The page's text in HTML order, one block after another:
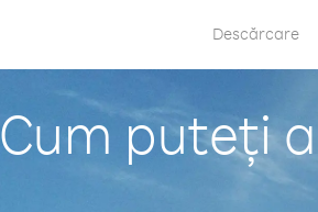
Descărcare
Cum puteți